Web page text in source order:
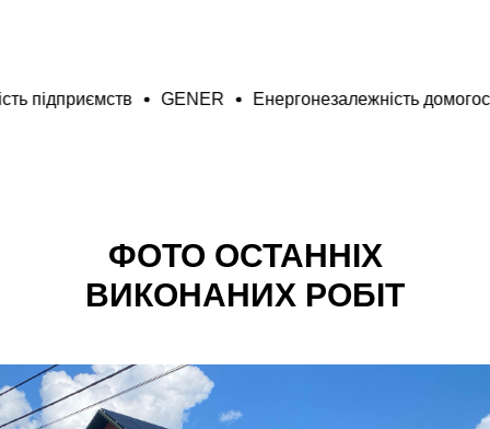
підприємств GENER
ФОТО ОСТАННІХ
ВИКОНАНИХ РОБІТ